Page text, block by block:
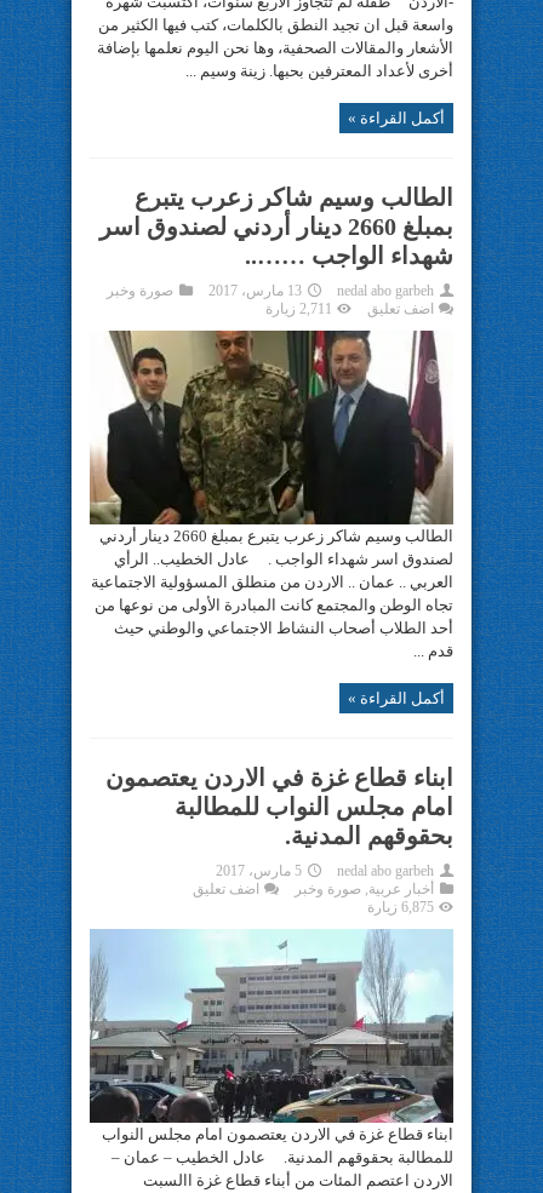
واسعة قبل ان تجيد النطق بالكلمات، كتب فيها الكثير من
الأشعار والمقالات الصحفية، وها نحن اليوم نعلمها بإضافة
أخرى لأعداد المعترفين بحبها. زينة وسيم ...
أكمل القراءة »
الطالب وسيم شاكر زعرب يتبرع
بمبلغ 2660 دينار أردني لصندوق اسر
شهداء الواجب ……..
nedal abo garbeh 13 مارس، 2017
صورة وخبر
اضف تعليق
2,711 زيارة
الطالب وسيم شاكر زعرب يتبرع بمبلغ 2660 دينار أردني
لصندوق اسر شهداء الواجب . عادل الخطيب.. الرأي
العربي .. عمان .. الاردن من منطلق المسؤولية الاجتماعية
تجاه الوطن والمجتمع كانت المبادرة الأولى من نوعها من
أحد الطلاب أصحاب النشاط الاجتماعي والوطني حيث
قدم ...
أكمل القراءة »
ابناء قطاع غزة في الاردن يعتصمون
امام مجلس النواب للمطالبة
بحقوقهم المدنية.
nedal abo garbeh
5 مارس، 2017
أخبار عربية, صورة وخبر
اضف تعليق
6,875 زيارة
ابناء قطاع غزة في الاردن يعتصمون امام مجلس النواب
للمطالبة بحقوقهم المدنية. عادل الخطيب – عمان –
الاردن اعتصم المئات من أبناء قطاع غزة االسبت